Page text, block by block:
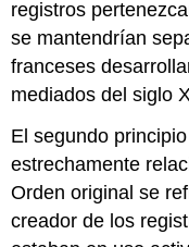
registros
se mantendrían
franceses
mediados del siglo
El segundo
estrechamente
Orden original se
creador de los